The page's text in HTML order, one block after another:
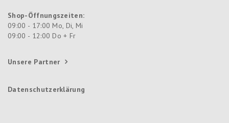
Shop-Öffnungszeiten:
09:00 - 17:00 Mo, Di, Mi
09:00 - 12:00 Do + Fr
Unsere Partner
Datenschutzerklärung